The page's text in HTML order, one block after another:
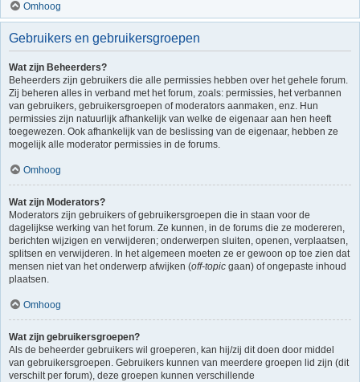
Omhoog
Gebruikers en gebruikersgroepen
Wat zijn Beheerders?
Beheerders zijn gebruikers die alle permissies hebben over het gehele forum.
Zij beheren alles in verband met het forum, zoals: permissies, het verbannen
van gebruikers, gebruikersgroepen of moderators aanmaken, enz. Hun
permissies zijn natuurlijk afhankelijk van welke de eigenaar aan hen heeft
toegewezen. Ook afhankelijk van de beslissing van de eigenaar, hebben ze
mogelijk alle moderator permissies in de forums.
Omhoog
Wat zijn Moderators?
Moderators zijn gebruikers of gebruikersgroepen die in staan voor de
dagelijkse werking van het forum. Ze kunnen, in de forums die ze modereren,
berichten wijzigen en verwijderen; onderwerpen sluiten, openen, verplaatsen,
splitsen en verwijderen. In het algemeen moeten ze er gewoon op toe zien dat
mensen niet van het onderwerp afwijken (off-topic gaan) of ongepaste inhoud
plaatsen.
Omhoog
Wat zijn gebruikersgroepen?
Als de beheerder gebruikers wil groeperen, kan hij/zij dit doen door middel
van gebruikersgroepen. Gebruikers kunnen van meerdere groepen lid zijn (dit
verschilt per forum), deze groepen kunnen verschillende